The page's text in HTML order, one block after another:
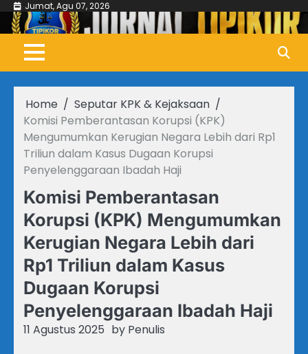
Skip
content
Jumat, Agu 07, 2026
Home
Seputar KPK & Kejaksaan
Komisi Pemberantasan Korupsi (KPK)
Mengumumkan Kerugian Negara Lebih dari Rp1
Triliun dalam Kasus Dugaan Korupsi
Penyelenggaraan Ibadah Haji
Komisi Pemberantasan
Korupsi (KPK) Mengumumkan
Kerugian Negara Lebih dari
Rp1 Triliun dalam Kasus
Dugaan Korupsi
Penyelenggaraan Ibadah Haji
11 Agustus 2025 by Penulis